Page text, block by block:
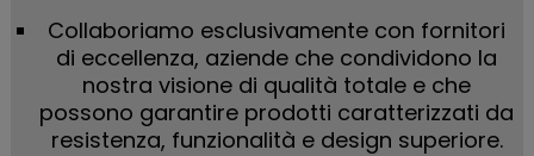
Collaboriamo esclusivamente con fornitori
di eccellenza, aziende che condividono la
nostra visione di qualità totale e che
possono garantire prodotti caratterizzati da
resistenza, funzionalità e design superiore.